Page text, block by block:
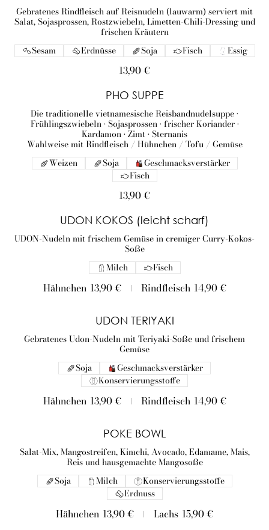
Gebratenes Rindfleisch auf Reisnudeln (lauwarm) serviert mit
Salat, Sojasprossen, Rostzwiebeln, Limetten-Chili-Dressing und
frischen Kräutern
13,90 €
Sesam Erdnüsse Soja Fisch Essig
PHO SUPPE
Die traditionelle vietnamesische Reisbandnudelsuppe •
Frühlingszwiebeln • Sojasprossen • frischer Koriander •
Kardamon • Zimt • Sternanis
Wahlweise mit Rindfleisch / Hühnchen / Tofu / Gemüse
13,90 €
Weizen Soja
Geschmacksverstärker
Fisch
UDON KOKOS (leicht scharf)
UDON-Nudeln mit frischem Gemüse in cremiger Curry-Kokos-
Soße
Hähnchen 13,90 € Rindfleisch 14,90 €
Milch Fisch
UDON TERIYAKI
Gebratenes Udon-Nudeln mit Teriyaki-Soße und frischem
Gemüse
Hähnchen 13,90 € Rindfleisch 14,90 €
Soja
Geschmacksverstärker
Konservierungsstoffe
POKE BOWL
Salat-Mix, Mangostreifen, Kimchi, Avocado, Edamame, Mais,
Reis und hausgemachte Mangosoße
Hähnchen 13,90 € Lachs 15,90 €
Soja Milch
Konservierungsstoffe
Erdnuss